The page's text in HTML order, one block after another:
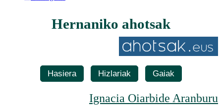
Hernaniko ahotsak
Hasiera Hizlariak Gaiak
Ignacia Oiarbide Aranburu